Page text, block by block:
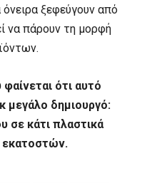
ξεφεύγουν από
να πάρουν τη μορφή
ότι αυτό
μεγάλο δημιουργό:
σε κάτι πλαστικά
εκατοστών.